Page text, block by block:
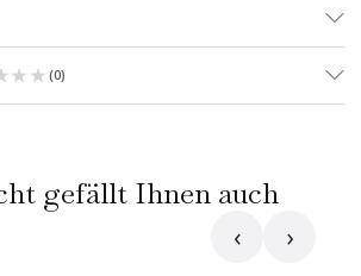
(0)
gefällt Ihnen auch
‹ ›